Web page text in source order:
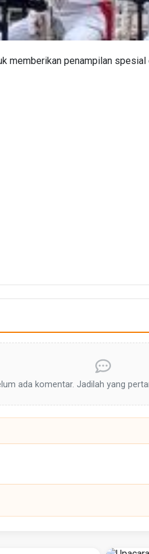
memberikan penampilan
ada komentar. Jadilah yang